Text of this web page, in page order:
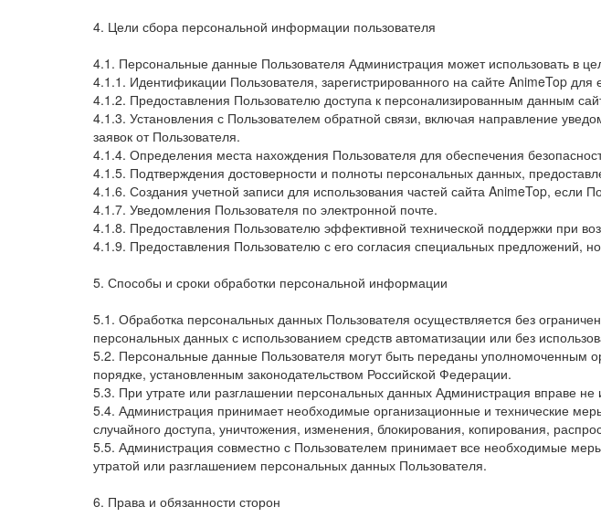
4. Цели сбора персональной информации пользователя
4.1. Персональные данные Пользователя Администрация может использовать в
4.1.1. Идентификации Пользователя, зарегистрированного на сайте AnimeTop для
4.1.2. Предоставления Пользователю доступа к персонализированным данным
4.1.3. Установления с Пользователем обратной связи, включая направление
заявок от Пользователя.
4.1.4. Определения места нахождения Пользователя для обеспечения
4.1.5. Подтверждения достоверности и полноты персональных данных,
4.1.6. Создания учетной записи для использования частей сайта AnimeTop, если
4.1.7. Уведомления Пользователя по электронной почте.
4.1.8. Предоставления Пользователю эффективной технической поддержки при
4.1.9. Предоставления Пользователю с его согласия специальных предложений,
5. Способы и сроки обработки персональной информации
5.1. Обработка персональных данных Пользователя осуществляется без
персональных данных с использованием средств автоматизации или без
5.2. Персональные данные Пользователя могут быть переданы уполномоченным
порядке, установленным законодательством Российской Федерации.
5.3. При утрате или разглашении персональных данных Администрация вправе
5.4. Администрация принимает необходимые организационные и технические
случайного доступа, уничтожения, изменения, блокирования, копирования,
5.5. Администрация совместно с Пользователем принимает все необходимые
утратой или разглашением персональных данных Пользователя.
6. Права и обязанности сторон